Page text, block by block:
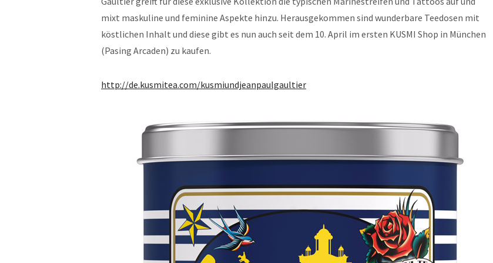
mixt maskuline und feminine Aspekte hinzu. Herausgekommen sind wunderbare Teedosen mit
köstlichen Inhalt und diese gibt es nun auch seit dem 10. April im ersten KUSMI Shop in München
(Pasing Arcaden) zu kaufen.
http://de.kusmitea.com/kusmiundjeanpaulgaultier